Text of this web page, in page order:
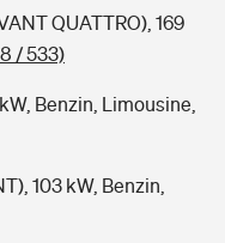
QUATTRO), 169
/ 533)
Benzin, Limousine,
103 kW, Benzin,